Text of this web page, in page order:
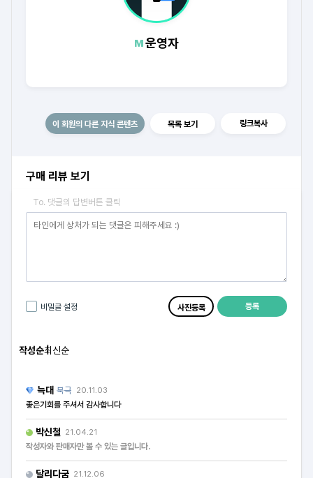
운영자
이 회원의 다른 지식 콘텐츠 목록 보기 링크복사
구매 리뷰 보기
To. 댓글의 답변버튼 클릭
비밀글 설정 사진등록 등록
작성순최신순
늑대 북극 20.11.03
좋은기회를 주셔서 감사합니다
박신철 21.04.21
작성자와 판매자만 볼 수 있는 글입니다.
달리다굼 21.12.06